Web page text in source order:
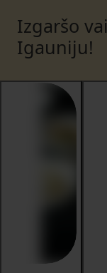
Izgaršo
Igauniju!